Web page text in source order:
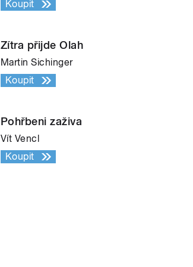
Koupit
Zítra přijde Olah
Martin Sichinger
Koupit
Pohřbeni zaživa
Vít Vencl
Koupit